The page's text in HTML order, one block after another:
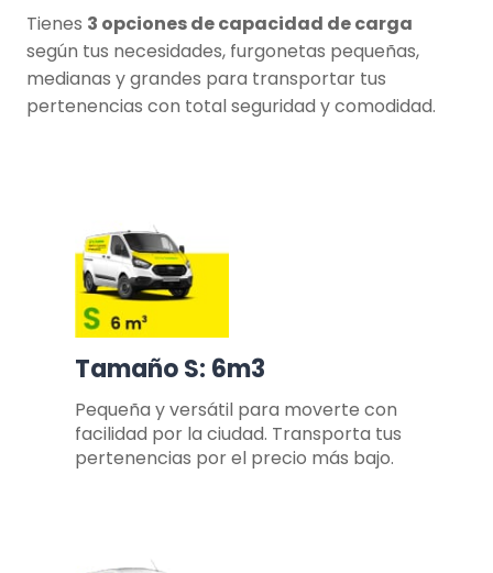
Tienes 3 opciones de capacidad de carga
según tus necesidades, furgonetas pequeñas,
medianas y grandes para transportar tus
pertenencias con total seguridad y comodidad.
Tamaño S: 6m3
Pequeña y versátil para moverte con
facilidad por la ciudad. Transporta tus
pertenencias por el precio más bajo.